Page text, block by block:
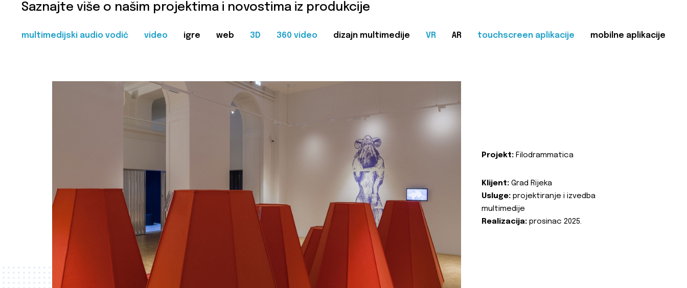
Saznajte više o našim projektima i novostima iz produkcije
multimedijski audio vodič video igre web 3D 360 video dizajn multimedije VR AR touchscreen aplikacije mobilne aplikacije
Projekt: Filodrammatica
Klijent: Grad Rijeka
Usluge: projektiranje i izvedba
multimedije
Realizacija: prosinac 2025.